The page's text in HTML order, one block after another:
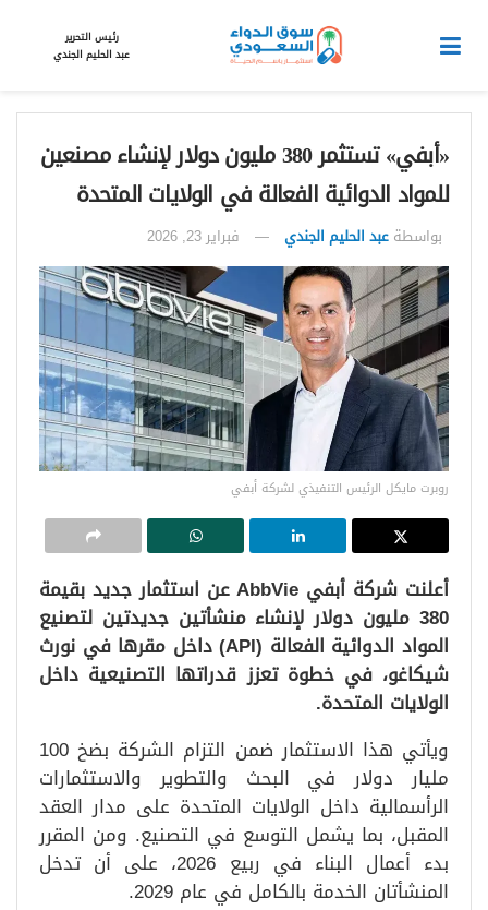
رئيس التحرير
عبد الحليم الجندي
«أبفي» تستثمر 380 مليون دولار لإنشاء مصنعين
للمواد الدوائية الفعالة في الولايات المتحدة
بواسطة عبد الحليم الجندي فبراير 23, 2026
روبرت مايكل الرئيس التنفيذي لشركة أبفي
أعلنت شركة أبفي AbbVie عن استثمار جديد بقيمة
380 مليون دولار لإنشاء منشأتين جديدتين لتصنيع
المواد الدوائية الفعالة (API) داخل مقرها في نورث
شيكاغو، في خطوة تعزز قدراتها التصنيعية داخل
الولايات المتحدة.
ويأتي هذا الاستثمار ضمن التزام الشركة بضخ 100
مليار دولار في البحث والتطوير والاستثمارات
الرأسمالية داخل الولايات المتحدة على مدار العقد
المقبل، بما يشمل التوسع في التصنيع. ومن المقرر
بدء أعمال البناء في ربيع 2026، على أن تدخل
المنشأتان الخدمة بالكامل في عام 2029.